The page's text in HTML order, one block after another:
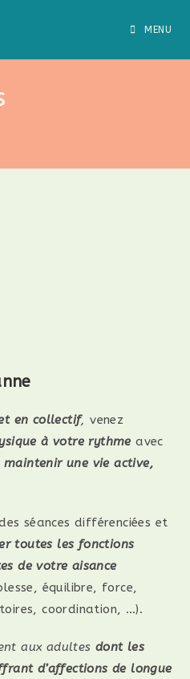
MENU
en collectif, venez
à votre rythme avec
une vie active,
séances différenciées et
toutes les fonctions
de votre aisance
équilibre, force,
coordination, …).
aux adultesdont les
d’affections de longue